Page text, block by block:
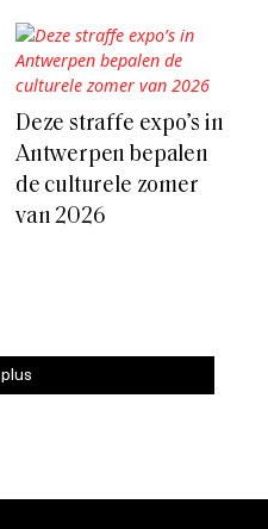
Deze straffe expo’s in
Antwerpen bepalen
de culturele zomer
van 2026